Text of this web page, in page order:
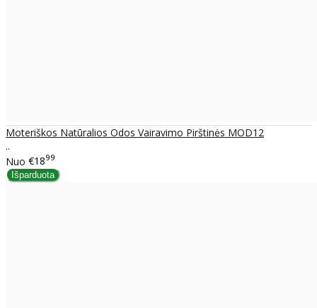
Moteriškos Natūralios Odos Vairavimo Pirštinės MOD12
..
Nuo €1899